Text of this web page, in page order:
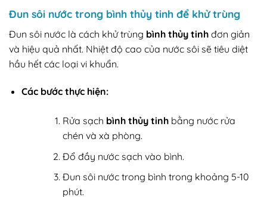
Đun sôi nước trong bình thủy tinh để khử trùng
Đun sôi nước là cách khử trùng bình thủy tinh đơn giản
và hiệu quả nhất. Nhiệt độ cao của nước sôi sẽ tiêu diệt
hầu hết các loại vi khuẩn.
Các bước thực hiện:
Rửa sạch bình thủy tinhbằng nước rửa
chén và xà phòng.
Đổ đầy nước sạch vào bình.
Đun sôi nước trong bình trong khoảng 5-10
phút.